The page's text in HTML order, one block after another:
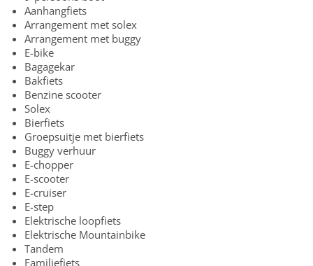
Aanhangfiets
Arrangement met solex
Arrangement met buggy
E-bike
Bagagekar
Bakfiets
Benzine scooter
Solex
Bierfiets
Groepsuitje met bierfiets
Buggy verhuur
E-chopper
E-scooter
E-cruiser
E-step
Elektrische loopfiets
Elektrische Mountainbike
Tandem
Familiefiets